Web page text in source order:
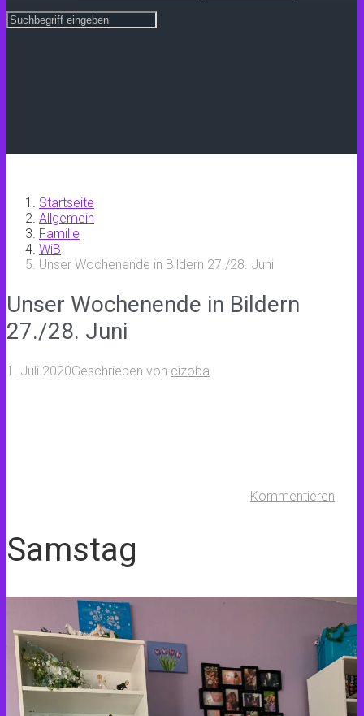
Startseite
Allgemein
Familie
WiB
Unser Wochenende in Bildern 27./28. Juni
Unser Wochenende in Bildern
27./28. Juni
1. Juli 2020Geschrieben von cizoba
Kommentieren
Samstag